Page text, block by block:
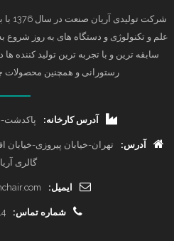
علم و تکنولوژی و دستگاه های به روز شروع
سابقه ترین و با تجربه ترین تولید کننده
رستورانی و همچنین محصولات
آدرس کارخانه: پاکدشت-
آدرس:
تهران-خیابان پیروزی-
گالری
ایمیل:
شماره تماس: